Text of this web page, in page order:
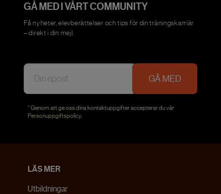
GÅ MED I VÅRT COMMUNITY
Få nyheter, elevberättelser och tips för din träningskarriär
– direkt i din mejl.
GÅ MED
* Genom att ge oss dina kontaktuppgifter accepterar du vår
Personuppgiftspolicy.
LÄS MER
Utbildningar